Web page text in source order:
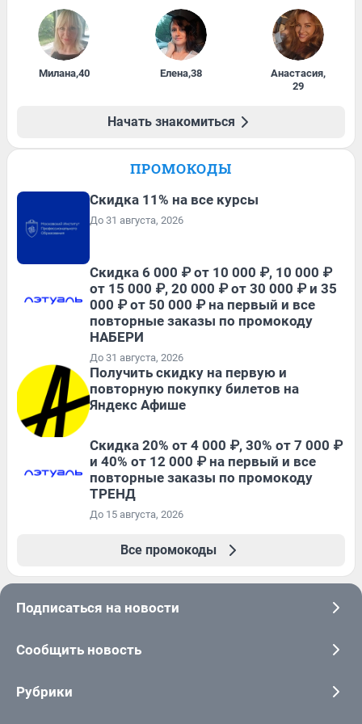
Милана,40 Елена,38 Анастасия,
29
Начать знакомиться
ПРОМОКОДЫ
Скидка 11% на все курсы
До 31 августа, 2026
Скидка 6 000 ₽ от 10 000 ₽, 10 000 ₽
от 15 000 ₽, 20 000 ₽ от 30 000 ₽ и 35
000 ₽ от 50 000 ₽ на первый и все
повторные заказы по промокоду
НАБЕРИ
До 31 августа, 2026
Получить скидку на первую и
повторную покупку билетов на
Яндекс Афише
Скидка 20% от 4 000 ₽, 30% от 7 000 ₽
и 40% от 12 000 ₽ на первый и все
повторные заказы по промокоду
ТРЕНД
До 15 августа, 2026
Все промокоды
Подписаться на новости
Сообщить новость
Рубрики